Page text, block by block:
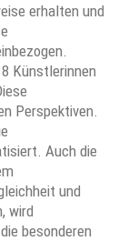
erhalten und
Künstlerinnen
Perspektiven.
Auch die
und
wird
besonderen